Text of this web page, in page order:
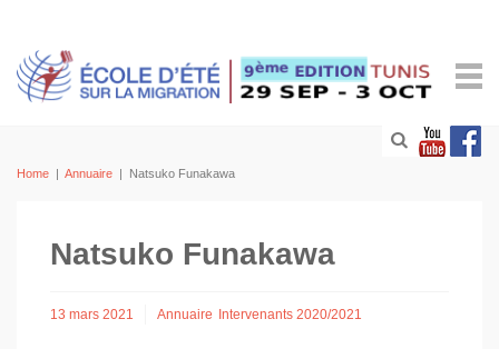
Home | Annuaire | Natsuko Funakawa
Natsuko Funakawa
13 mars 2021 Annuaire Intervenants 2020/2021